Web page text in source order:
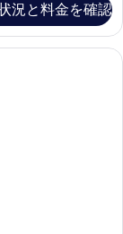
況と料金を確認